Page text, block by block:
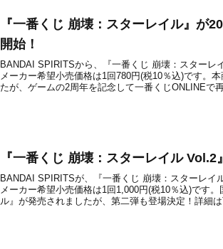
『一番くじ 崩壊：スターレイル』が
開始！
BANDAI SPIRITSから、『一番くじ 崩壊：スターレ
メーカー希望小売価格は1回780円(税10％込)です。
たが、ゲームの2周年を記念して一番くじONLINEで再
『一番くじ 崩壊：スターレイル
BANDAI SPIRITSが、『一番くじ 崩壊：スターレイ
メーカー希望小売価格は1回1,000円(税10％込)です
ル』が発売されましたが、第二弾も登場決定！詳細は